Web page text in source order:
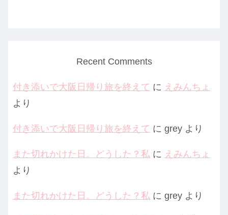
Recent Comments
付き添いで大阪日帰り旅を終えて に えみんちょ
より
付き添いで大阪日帰り旅を終えて に grey より
また切れかけた日。どうした？私 に えみんちょ
より
また切れかけた日。どうした？私 に grey より